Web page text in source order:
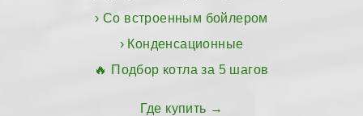
Со встроенным бойлером
Конденсационные
Подбор котла за 5 шагов
Где купить